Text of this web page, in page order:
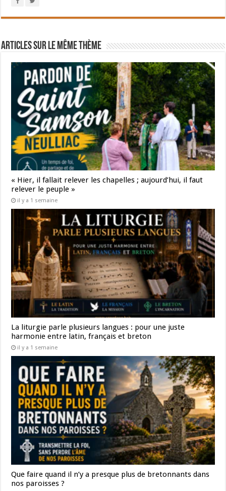
Articles sur le même thème
« Hier, il fallait relever les chapelles ; aujourd’hui, il faut
relever le peuple »
il y a 1 semaine
La liturgie parle plusieurs langues : pour une juste
harmonie entre latin, français et breton
il y a 1 semaine
Que faire quand il n’y a presque plus de bretonnants dans
nos paroisses ?